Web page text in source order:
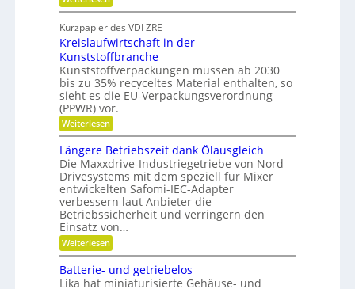
l
b
e
s
c
h
a
f
f
u
n
g
e
r
k
e
n
n
e
n
e
e
s
H
y
b
r
i
d
-
K
g
e
l
l
a
g
e
r
S
h
n
e
l
l
g
e
n
a
u
o
s
i
t
i
o
n
i
e
r
n
Kurzpapier des VDI ZRE
Kreislaufwirtschaft in der
Kunststoffbranche
Kunststoffverpackungen müssen ab 2030
bis zu 35% recyceltes Material enthalten, so
sieht es die EU-Verpackungsverordnung
(PPWR) vor.
Weiterlesen:
K
r
e
i
s
l
a
u
f
w
i
r
t
s
Längere Betriebszeit dank Ölausgleich
Die Maxxdrive-Industriegetriebe von Nord
Drivesystems mit dem speziell für Mixer
entwickelten Safomi-IEC-Adapter
verbessern laut Anbieter die
Betriebssicherheit und verringern den
Einsatz von…
Weiterlesen:
L
n
g
Batterie- und getriebelos
Lika hat miniaturisierte Gehäuse- und